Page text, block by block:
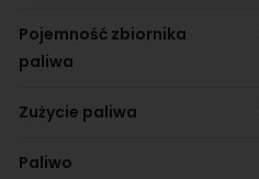
Pojemność zbiornika
paliwa
Zużycie paliwa
Paliwo